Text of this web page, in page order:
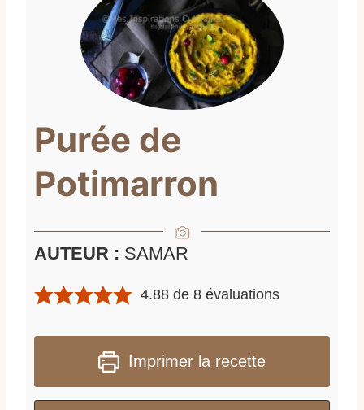
Purée de
Potimarron
AUTEUR : SAMAR
4.88 de8 évaluations
Imprimer la recette